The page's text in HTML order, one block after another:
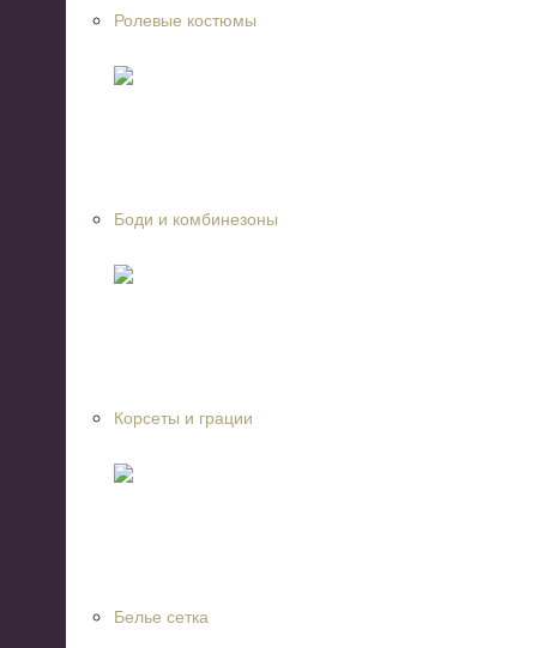
Ролевые костюмы
Боди и комбинезоны
Корсеты и грации
Белье сетка